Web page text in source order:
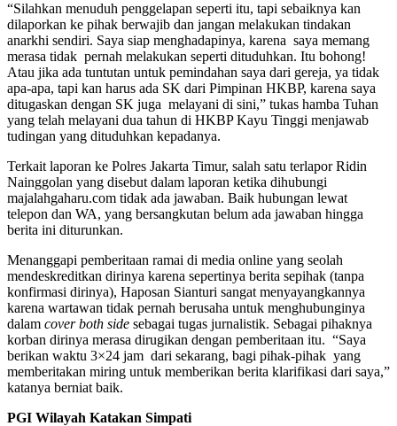
“Silahkan menuduh penggelapan seperti itu, tapi sebaiknya kan
dilaporkan ke pihak berwajib dan jangan melakukan tindakan
anarkhi sendiri. Saya siap menghadapinya, karena saya memang
merasa tidak pernah melakukan seperti dituduhkan. Itu bohong!
Atau jika ada tuntutan untuk pemindahan saya dari gereja, ya tidak
apa-apa, tapi kan harus ada SK dari Pimpinan HKBP, karena saya
ditugaskan dengan SK juga melayani di sini,” tukas hamba Tuhan
yang telah melayani dua tahun di HKBP Kayu Tinggi menjawab
tudingan yang dituduhkan kepadanya.
Terkait laporan ke Polres Jakarta Timur, salah satu terlapor Ridin
Nainggolan yang disebut dalam laporan ketika dihubungi
majalahgaharu.com tidak ada jawaban. Baik hubungan lewat
telepon dan WA, yang bersangkutan belum ada jawaban hingga
berita ini diturunkan.
Menanggapi pemberitaan ramai di media online yang seolah
mendeskreditkan dirinya karena sepertinya berita sepihak (tanpa
konfirmasi dirinya), Haposan Sianturi sangat menyayangkannya
karena wartawan tidak pernah berusaha untuk menghubunginya
dalam cover both side sebagai tugas jurnalistik. Sebagai pihaknya
korban dirinya merasa dirugikan dengan pemberitaan itu. “Saya
berikan waktu 3×24 jam dari sekarang, bagi pihak-pihak yang
memberitakan miring untuk memberikan berita klarifikasi dari saya,”
katanya berniat baik.
PGI Wilayah Katakan Simpati